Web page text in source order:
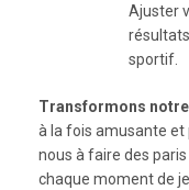
Ajuster
sportif.
Transformons
à la fois amusante
nous à faire des
chaque moment de